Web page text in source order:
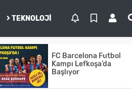
TEKNOLOJI
FC Barcelona Futbol
Kampı Lefkoşa’da
Başlıyor